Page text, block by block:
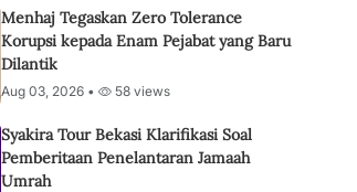
Menhaj Tegaskan Zero Tolerance
Korupsi kepada Enam Pejabat yang Baru
Dilantik
Aug 03, 2026 • 58 views
Syakira Tour Bekasi Klarifikasi Soal
Pemberitaan Penelantaran Jamaah
Umrah